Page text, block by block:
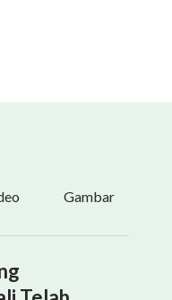
Gambar